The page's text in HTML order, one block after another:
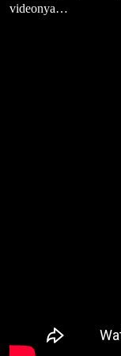
videonya…